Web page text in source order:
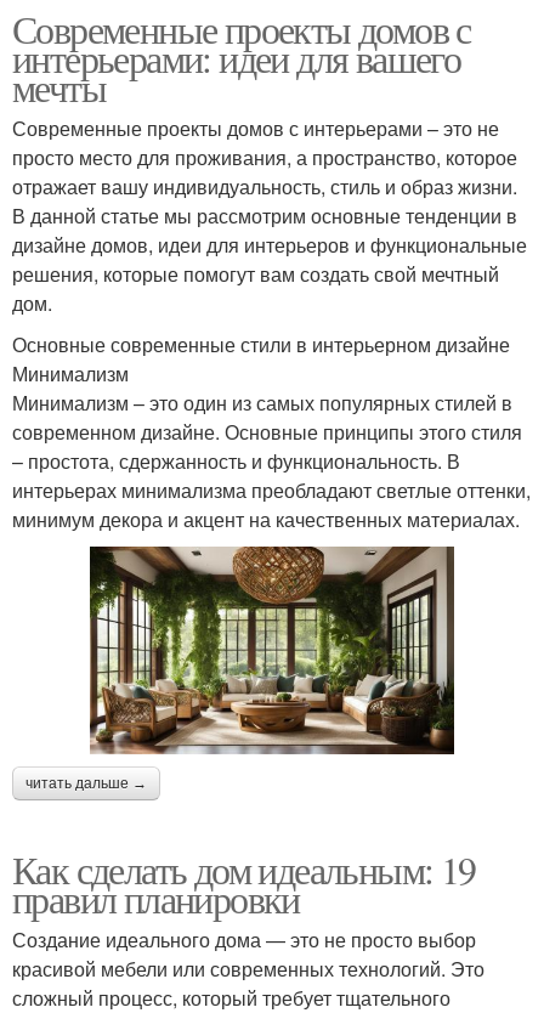
Современные проекты домов с
интерьерами: идеи для вашего
мечты
Современные проекты домов с интерьерами – это не
просто место для проживания, а пространство, которое
отражает вашу индивидуальность, стиль и образ жизни.
В данной статье мы рассмотрим основные тенденции в
дизайне домов, идеи для интерьеров и функциональные
решения, которые помогут вам создать свой мечтный
дом.
Основные современные стили в интерьерном дизайне
Минимализм
Минимализм – это один из самых популярных стилей в
современном дизайне. Основные принципы этого стиля
– простота, сдержанность и функциональность. В
интерьерах минимализма преобладают светлые оттенки,
минимум декора и акцент на качественных материалах.
читать дальше →
Как сделать дом идеальным: 19
правил планировки
Создание идеального дома — это не просто выбор
красивой мебели или современных технологий. Это
сложный процесс, который требует тщательного